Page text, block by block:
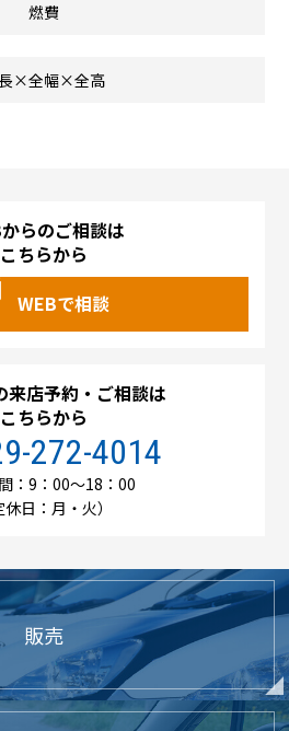
燃費
×全幅×全高
らのご相談は
こちらから
WEBで相談
来店予約・ご相談は
こちらから
272-4014
：9：00～18：00
休日：月・火）
販売